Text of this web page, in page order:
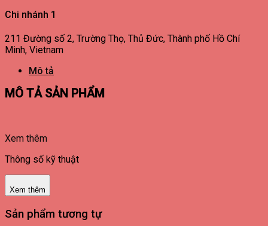
Chi nhánh 1
211 Đường số 2, Trường Thọ, Thủ Đức, Thành phố Hồ Chí
Minh, Vietnam
Mô tả
MÔ TẢ SẢN PHẨM
Xem thêm
Thông số kỹ thuật
Xem thêm
Sản phẩm tương tự